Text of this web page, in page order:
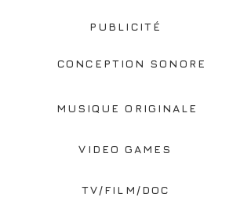
PUBLICITÉ
CONCEPTION SONORE
MUSIQUE ORIGINALE
VIDEO GAMES
TV/FILM/DOC